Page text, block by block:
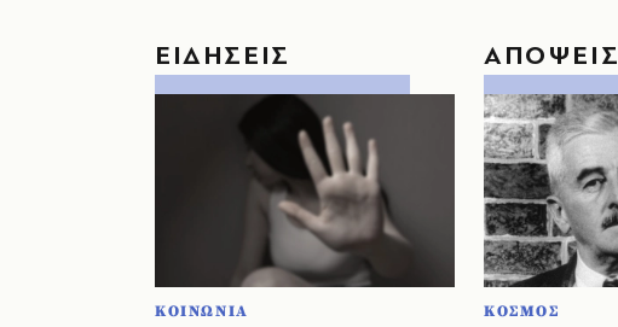
ΕΙΔΗΣΕΙΣ
ΚΟΙΝΩΝΙΑ
ΑΠΟΨΕΙΣ
ΚΟΣΜΟΣ